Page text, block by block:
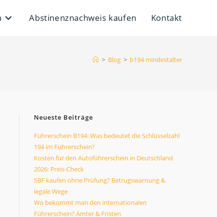
Abstinenznachweis kaufen Kontakt
> Blog > b194 mindestalter
Neueste Beiträge
Führerschein B194: Was bedeutet die Schlüsselzahl
194 im Führerschein?
Kosten für den Autoführerschein in Deutschland
2026: Preis-Check
SBF kaufen ohne Prüfung? Betrugswarnung &
legale Wege
Wo bekommt man den internationalen
Führerschein? Ämter & Fristen